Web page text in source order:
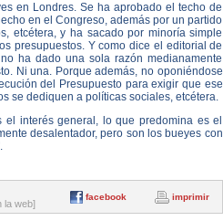
en Londres. Se ha aprobado el techo de
en el Congreso, además por un partido
etcétera, y ha sacado por minoría simple
presupuestos. Y como dice el editorial de
ha dado una sola razón medianamente
Ni una. Porque además, no oponiéndose
del Presupuesto para exigir que ese
se dediquen a políticas sociales, etcétera.
interés general, lo que predomina es el
desalentador, pero son los bueyes con
la web]
facebook imprimir